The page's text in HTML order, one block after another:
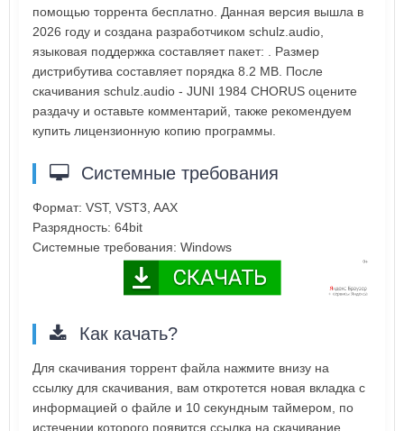
помощью торрента бесплатно. Данная версия вышла в
2026 году и создана разработчиком schulz.audio,
языковая поддержка составляет пакет: . Размер
дистрибутива составляет порядка 8.2 MB. После
скачивания schulz.audio - JUNI 1984 CHORUS оцените
раздачу и оставьте комментарий, также рекомендуем
купить лицензионную копию программы.
Системные требования
Формат: VST, VST3, AAX
Разрядность: 64bit
Системные требования: Windows
Как качать?
Для скачивания торрент файла нажмите внизу на
ссылку для скачивания, вам откротется новая вкладка с
информацией о файле и 10 секундным таймером, по
истечении которого появится ссылка на скачивание.